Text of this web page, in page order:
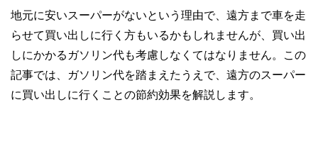
地元に安いスーパーがないという理由で、遠方まで車を走
らせて買い出しに行く方もいるかもしれませんが、買い出
しにかかるガソリン代も考慮しなくてはなりません。この
記事では、ガソリン代を踏まえたうえで、遠方のスーパー
に買い出しに行くことの節約効果を解説します。